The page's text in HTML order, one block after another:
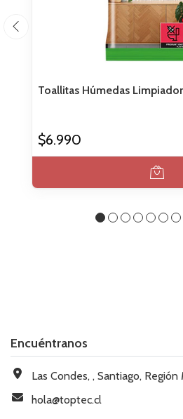
Toallitas Húmedas
$6.990
Encuéntranos
Las Condes, , Santiago,
hola@toptec.cl